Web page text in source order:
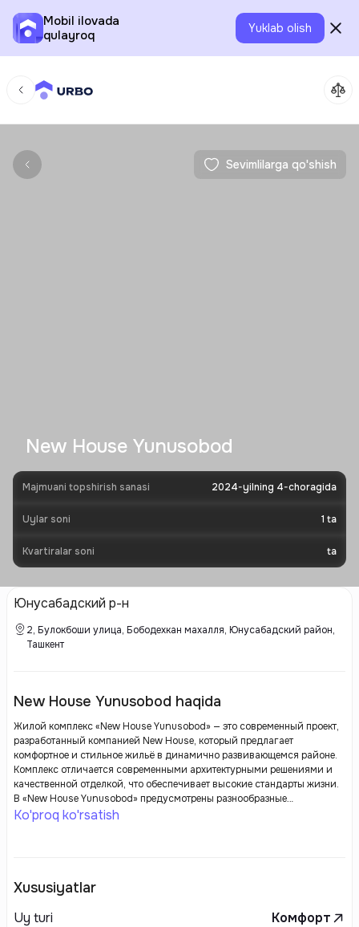
Mobil ilovada
qulayroq
Yuklab olish
Sevimlilarga qo'shish
New House Yunusobod
Majmuani topshirish sanasi 2024-yilning 4-choragida
Uylar soni 1 ta
Kvartiralar soni ta
Юнусабадский р-н
2, Булокбоши улица, Бободехкан махалля, Юнусабадский район,
Ташкент
New House Yunusobod haqida
Жилой комплекс «New House Yunusobod» — это современный проект,
разработанный компанией New House, который предлагает
комфортное и стильное жильё в динамично развивающемся районе.
Комплекс отличается современными архитектурными решениями и
качественной отделкой, что обеспечивает высокие стандарты жизни.
В «New House Yunusobod» предусмотрены разнообразные
планировки квартир, которые удовлетворяют потребности различных
Ko'proq ko'rsatish
Xususiyatlar
Uy turi
Комфорт